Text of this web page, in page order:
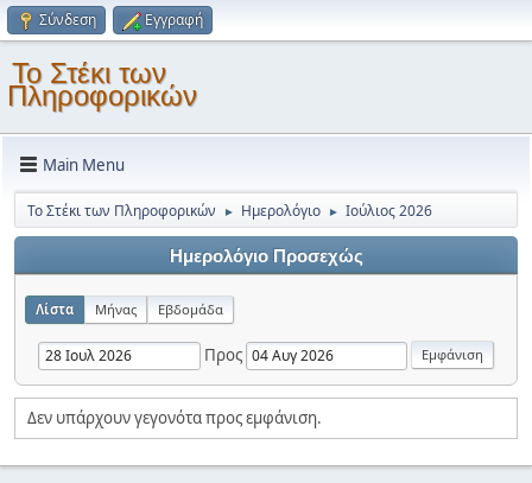
Σύνδεση Εγγραφή
Το Στέκι των
Πληροφορικών
Main Menu
Το Στέκι των Πληροφορικών ► Ημερολόγιο ► Ιούλιος 2026
Ημερολόγιο Προσεχώς
Λίστα Μήνας Εβδομάδα
Προς
Δεν υπάρχουν γεγονότα προς εμφάνιση.